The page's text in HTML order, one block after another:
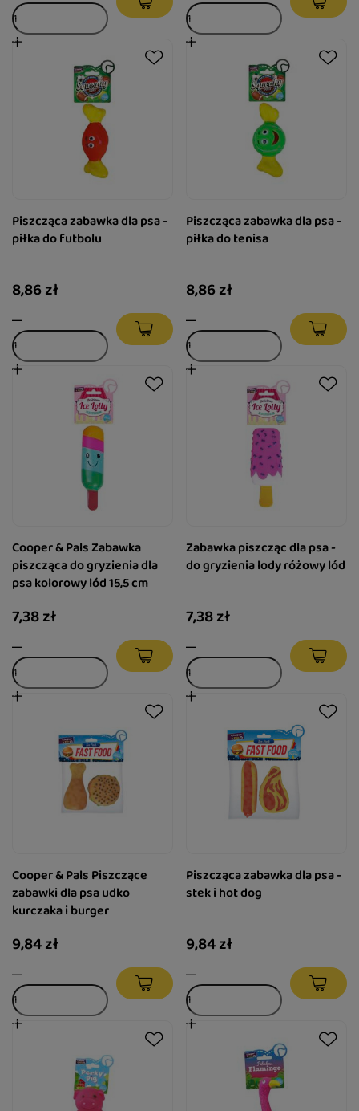
Piszcząca zabawka dla psa -
piłka do futbolu
8,86 zł
Piszcząca zabawka dla psa -
piłka do tenisa
8,86 zł
Cooper & Pals Zabawka
piszcząca do gryzienia dla
psa kolorowy lód 15,5 cm
7,38 zł
Zabawka piszcząc dla psa -
do gryzienia lody różowy lód
7,38 zł
Cooper & Pals Piszczące
zabawki dla psa udko
kurczaka i burger
9,84 zł
Piszcząca zabawka dla psa -
stek i hot dog
9,84 zł